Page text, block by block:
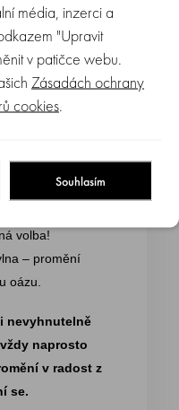
Zeptejte se
těhotenství nebo
volba!
– promění
oázu.
nevyhnutelně
naprosto
v radost z
se.
média, inzerci a
"Upravit
v patičce webu.
Zásadách ochrany
cookies.
Souhlasím